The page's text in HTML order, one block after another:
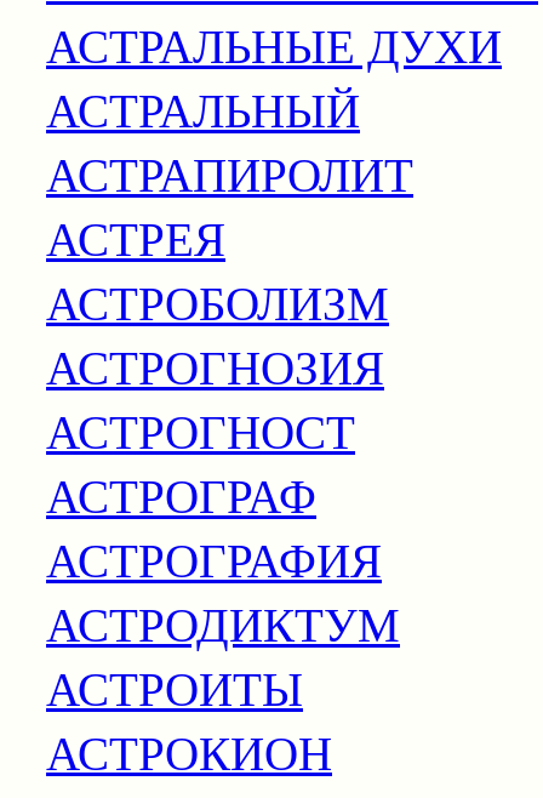
АСТРАЛЬНЫЕ ДУХИ
АСТРАЛЬНЫЙ
АСТРАПИРОЛИТ
АСТРЕЯ
АСТРОБОЛИЗМ
АСТРОГНОЗИЯ
АСТРОГНОСТ
АСТРОГРАФ
АСТРОГРАФИЯ
АСТРОДИКТУМ
АСТРОИТЫ
АСТРОКИОН